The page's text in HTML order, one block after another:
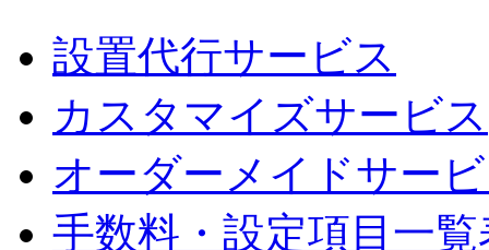
設置代行サービス
カスタマイズサービス
オーダーメイドサー
手数料・設定項目一覧